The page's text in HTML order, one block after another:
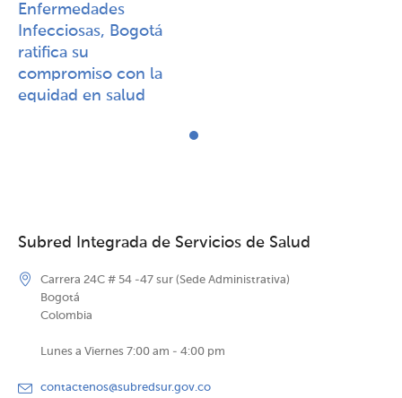
Enfermedades
Infecciosas, Bogotá
ratifica su
compromiso con la
equidad en salud
Subred Integrada de Servicios de Salud
Carrera 24C # 54 -47 sur (Sede Administrativa)
Bogotá
Colombia
Lunes a Viernes 7:00 am - 4:00 pm
contactenos@subredsur.gov.co